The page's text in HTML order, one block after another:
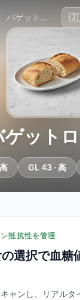
バゲットロール
ゲット
GL 43 · 高
抵抗性を管理
選択で血糖
ャンし、リアルタ